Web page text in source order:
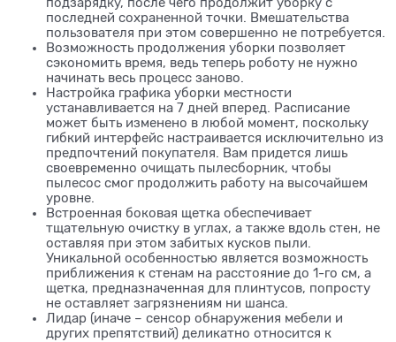
последней сохраненной точки. Вмешательства
пользователя при этом совершенно не потребуется.
Возможность продолжения уборки позволяет
сэкономить время, ведь теперь роботу не нужно
начинать весь процесс заново.
Настройка графика уборки местности
устанавливается на 7 дней вперед. Расписание
может быть изменено в любой момент, поскольку
гибкий интерфейс настраивается исключительно из
предпочтений покупателя. Вам придется лишь
своевременно очищать пылесборник, чтобы
пылесос смог продолжить работу на высочайшем
уровне.
Встроенная боковая щетка обеспечивает
тщательную очистку в углах, а также вдоль стен, не
оставляя при этом забитых кусков пыли.
Уникальной особенностью является возможность
приближения к стенам на расстояние до 1-го см, а
щетка, предназначенная для плинтусов, попросту
не оставляет загрязнениям ни шанса.
Лидар (иначе – сенсор обнаружения мебели и
других препятствий) деликатно относится к